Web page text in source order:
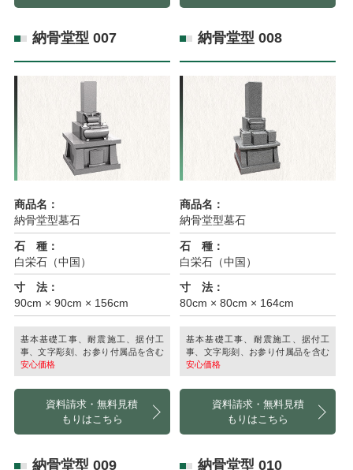
納骨堂型 007
商品名：
納骨堂型墓石
石 種：
白栄石（中国）
寸 法：
90cm × 90cm × 156cm
基本基礎工事、耐震施工、据付工
事、文字彫刻、お参り付属品を含む
安心価格
資料請求・無料見積
もりはこちら
納骨堂型 008
商品名：
納骨堂型墓石
石 種：
白栄石（中国）
寸 法：
80cm × 80cm × 164cm
基本基礎工事、耐震施工、据付工
事、文字彫刻、お参り付属品を含む
安心価格
資料請求・無料見積
もりはこちら
納骨堂型 009 納骨堂型 010